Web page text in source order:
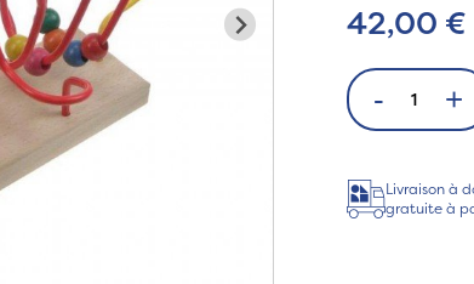
42,00 €
- +
Livraison à
gratuite à